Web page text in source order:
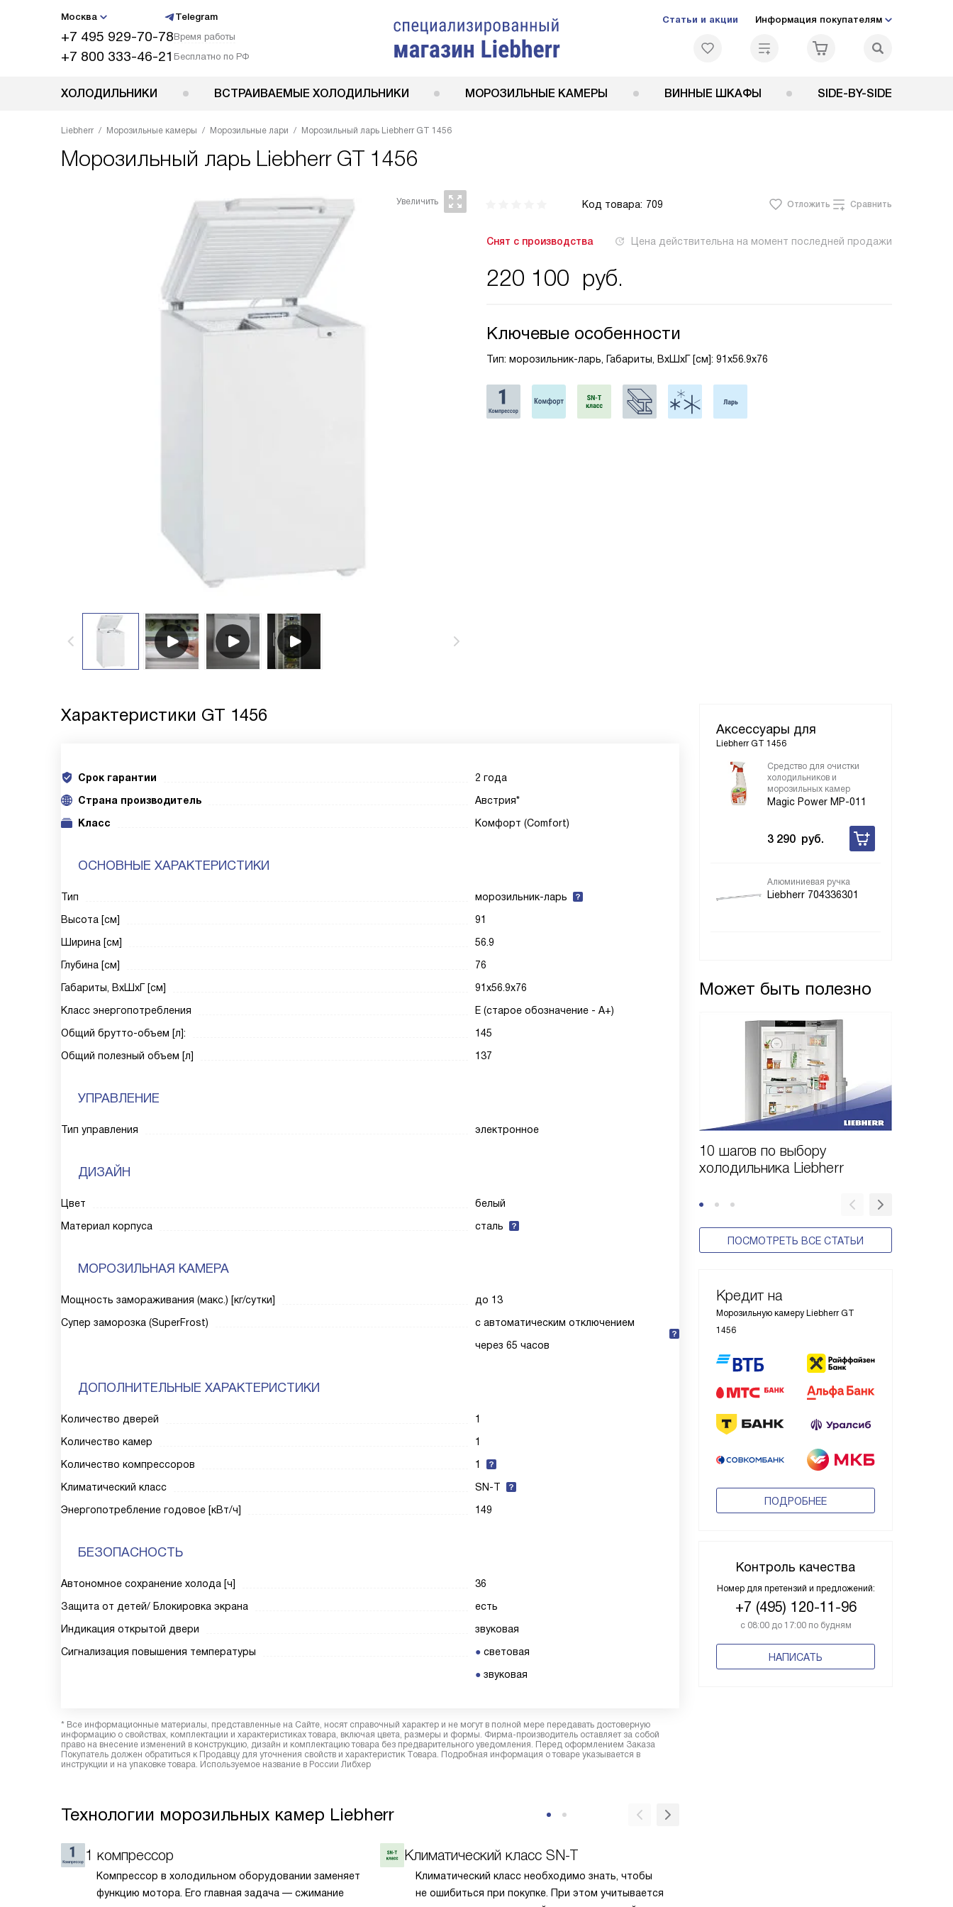
Москва Telegram
+7 495 929-70-78Время работы
+7 800 333-46-21 Бесплатно по РФ
Статьи и акции Информация покупателям
ХОЛОДИЛЬНИКИ ВСТРАИВАЕМЫЕ ХОЛОДИЛЬНИКИ МОРОЗИЛЬНЫЕ КАМЕРЫ ВИННЫЕ ШКАФЫ SIDE-BY-SIDE
Liebherr Морозильные камеры Морозильные лари Морозильный ларь Liebherr GT 1456
Морозильный ларь Liebherr GT 1456
Код товара: 709 Отложить Сравнить
Снят с производства Цена действительна на момент последней продажи
220 100 руб.
Ключевые особенности
Тип: морозильник-ларь, Габариты, ВxШxГ [см]: 91x56.9x76
Аксессуары для
Liebherr GT 1456
Средство для очистки
холодильников и
морозильных камер
Magic Power MP-011
3 290 руб.
Алюминиевая ручка
Liebherr 704336301
Может быть полезно
10 шагов по выбору
холодильника Liebherr
ПОСМОТРЕТЬ ВСЕ СТАТЬИ
Кредит на
Морозильную камеру Liebherr GT
1456
ПОДРОБНЕЕ
Контроль качества
Номер для претензий и предложений:
+7 (495) 120-11-96
с 08:00 до 17:00 по будням
НАПИСАТЬ
Характеристики GT 1456
Срок гарантии
2 года
Cтрана производитель
Австрия*
Класс
Комфорт (Comfort)
ОСНОВНЫЕ ХАРАКТЕРИСТИКИ
Тип
морозильник-ларь
Высота [см]
91
Ширина [см]
56.9
Глубина [см]
76
Габариты, ВxШxГ [см]
91x56.9x76
Класс энергопотребления
E (старое обозначение - A+)
Общий брутто-объем [л]:
145
Общий полезный объем [л]
137
УПРАВЛЕНИЕ
Тип управления электронное
ДИЗАЙН
Цвет
белый
Материал корпуса
сталь
МОРОЗИЛЬНАЯ КАМЕРА
Мощность замораживания (макс.) [кг/сутки]
до 13
Супер заморозка (SuperFrost)
с автоматическим отключением
через 65 часов
ДОПОЛНИТЕЛЬНЫЕ ХАРАКТЕРИСТИКИ
Количество дверей
1
Количество камер
1
Количество компрессоров
1
Климатический класс
SN-T
Энергопотребление годовое [кВт/ч]
149
БЕЗОПАСНОСТЬ
Автономное сохранение холода [ч]
36
Защита от детей/ Блокировка экрана
есть
Индикация открытой двери
звуковая
Сигнализация повышения температуры
световая
звуковая
* Все информационные материалы, представленные на Сайте, носят справочный характер и не могут в полной мере передавать достоверную
информацию о свойствах, комплектации и характеристиках товара, включая цвета, размеры и формы. Фирма-производитель оставляет за собой
право на внесение изменений в конструкцию, дизайн и комплектацию товара без предварительного уведомления. Перед оформлением Заказа
Покупатель должен обратиться к Продавцу для уточнения свойств и характеристик Товара. Подробная информация о товаре указывается в
инструкции и на упаковке товара. Используемое название в России Либхер
Технологии морозильных камер Liebherr
1 компрессор
Компрессор в холодильном оборудовании заменяет
функцию мотора. Его главная задача — сжимание
Климатический класс SN-T
Климатический класс необходимо знать, чтобы
не ошибиться при покупке. При этом учитывается